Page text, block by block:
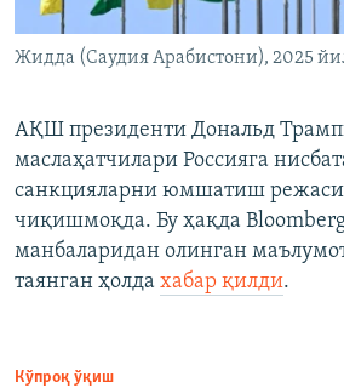
Жидда (Саудия Арабистони), 2025
АҚШ президенти Дональд
маслаҳатчилари Россияга
санкцияларни юмшатиш
чиқишмоқда. Бу ҳақда Bloomberg
манбаларидан олинган
таянган ҳолда хабар қилди.
Кўпроқ ўқиш